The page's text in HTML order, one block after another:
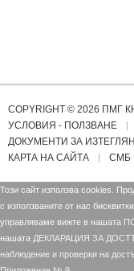
COPYRIGHT © 2026 ПМГ
УСЛОВИЯ - ПОЛЗВАНЕ
ДОКУМЕНТИ ЗА
КАРТА НА САЙТА
СМБ
Този сайт използва cookies.
с използваните от нас
управляваме вижте в нашата
нашата ДЕКЛАРАЦИЯ ЗА
наблюдение и проверки на